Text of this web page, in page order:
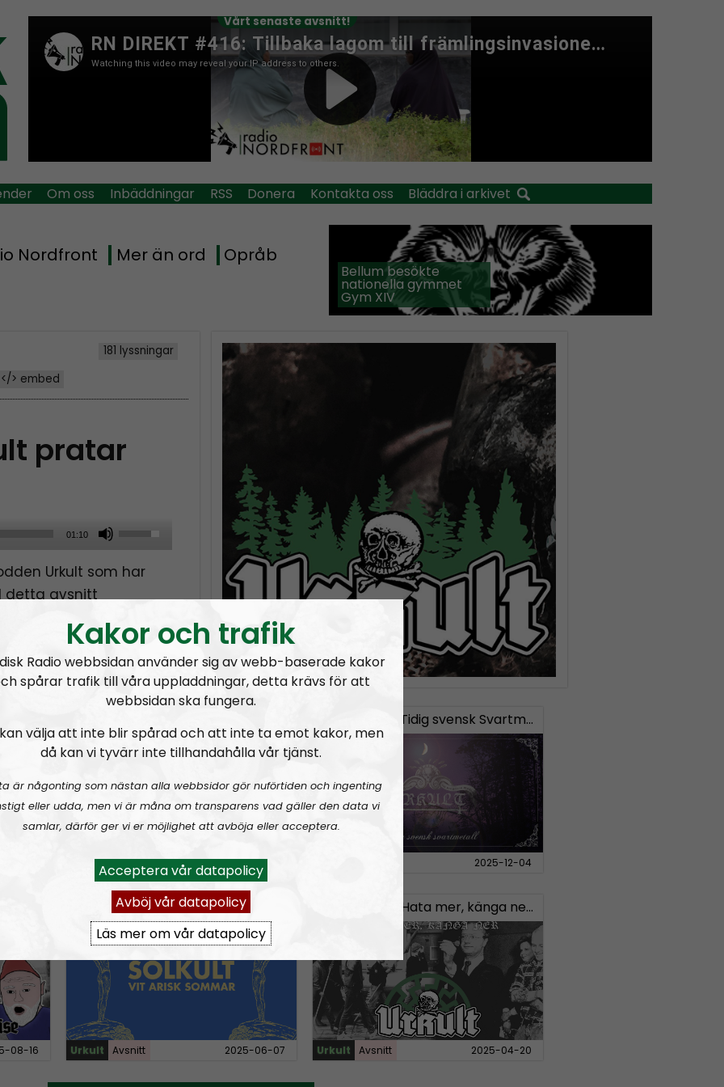
Vårt senaste avsnitt!
Om oss Inbäddningar RSS Donera Kontakta oss Bläddra i arkivet
Nordfront Mer än ord Opråb
Bellum besökte
nationella gymmet
Gym XIV
181 lyssningar
</> embed
pratar
01:10
U
e
/
D
o
w
n
A
r
o
k
e
y
s
t
n
c
Urkult som har
detta avsnitt
Urkult Avsnitt 2025-12-31
Tidig svensk Svartmetall
2025-12-04
08-16
URKULT #21:Vit arisk sommar
Urkult Avsnitt 2025-06-07
Hata mer, känga ner – Svensk “vit makt”-musik
Urkult Avsnitt 2025-04-20
Kakor och trafik
Radio webbsidan använder sig av webb-baserade kakor
spårar trafik till våra uppladdningar, detta krävs för att
webbsidan ska fungera.
välja att inte blir spårad och att inte ta emot kakor, men
då kan vi tyvärr inte tillhandahålla vår tjänst.
är någonting som nästan alla webbsidor gör nuförtiden och ingenting
eller udda, men vi är måna om transparens vad gäller den data vi
samlar, därför ger vi er möjlighet att avböja eller acceptera.
Acceptera vår datapolicy
Avböj vår datapolicy
Läs mer om vår datapolicy